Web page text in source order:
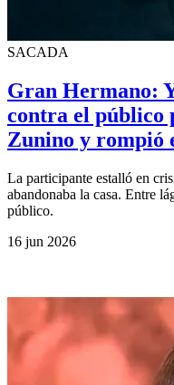
SACADA
Gran Hermano:
contra el público
Zunino y rompió
La participante estalló en
abandonaba la casa. Entre
público.
16 jun 2026